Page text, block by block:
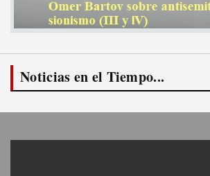
Noticias en el Tiempo...